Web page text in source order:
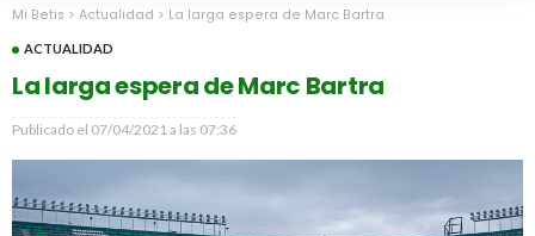
Mi Betis > Actualidad > La larga espera de Marc Bartra
ACTUALIDAD
La larga espera de Marc Bartra
Publicado el 07/04/2021 a las 07:36